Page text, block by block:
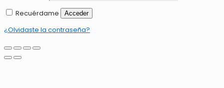
Recuérdame
Acceder
¿Olvidaste la contraseña?